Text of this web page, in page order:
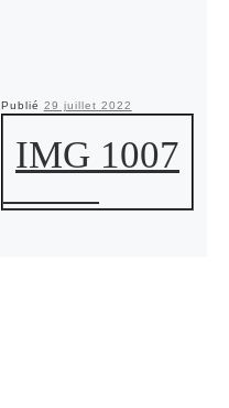
Publié 29 juillet 2022
IMG 1007